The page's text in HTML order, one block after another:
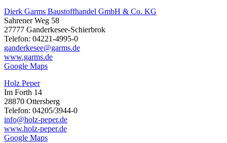
Dierk Garms Baustoffhandel GmbH & Co. KG
Sahrener Weg 58
27777 Ganderkesee-Schierbrok
Telefon: 04221-4995-0
ganderkesee@garms.de
www.garms.de
Google Maps
Holz Peper
Im Forth 14
28870 Ottersberg
Telefon: 04205/3944-0
info@holz-peper.de
www.holz-peper.de
Google Maps